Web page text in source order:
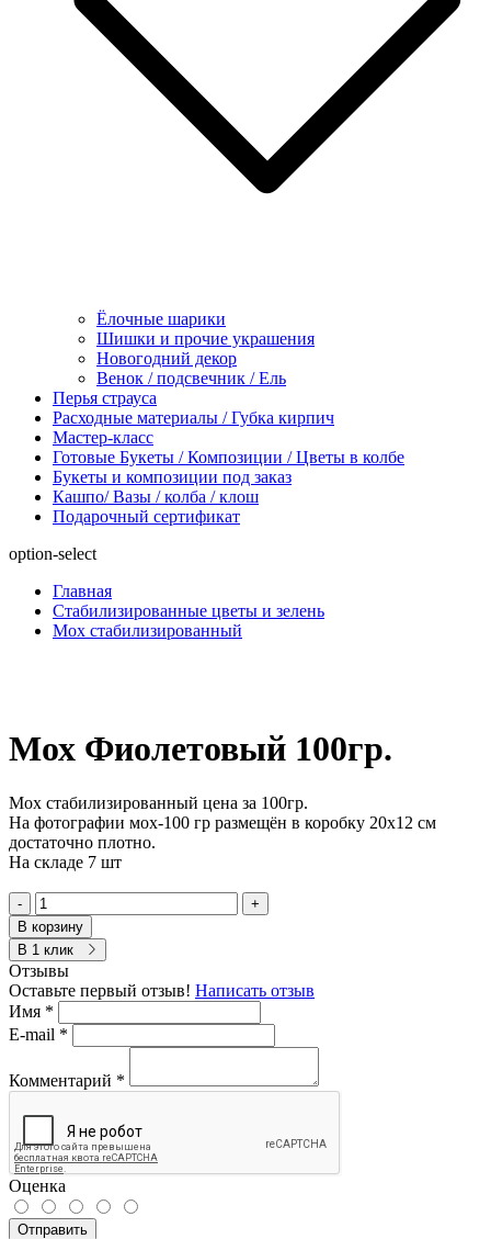
Ёлочные шарики
Шишки и прочие украшения
Новогодний декор
Венок / подсвечник / Ель
Перья страуса
Расходные материалы / Губка кирпич
Мастер-класс
Готовые Букеты / Композиции / Цветы в колбе
Букеты и композиции под заказ
Кашпо/ Вазы / колба / клош
Подарочный сертификат
option-select
Главная
Стабилизированные цветы и зелень
Мох стабилизированный
Мох Фиолетовый 100гр.
Мох стабилизированный цена за 100гр.
На фотографии мох-100 гр размещён в коробку 20х12 см
достаточно плотно.
На складе 7 шт
-
+
В корзину
В 1 клик
Отзывы
Оставьте первый отзыв! Написать отзыв
Имя *
E-mail *
Комментарий *
Оценка
Отправить